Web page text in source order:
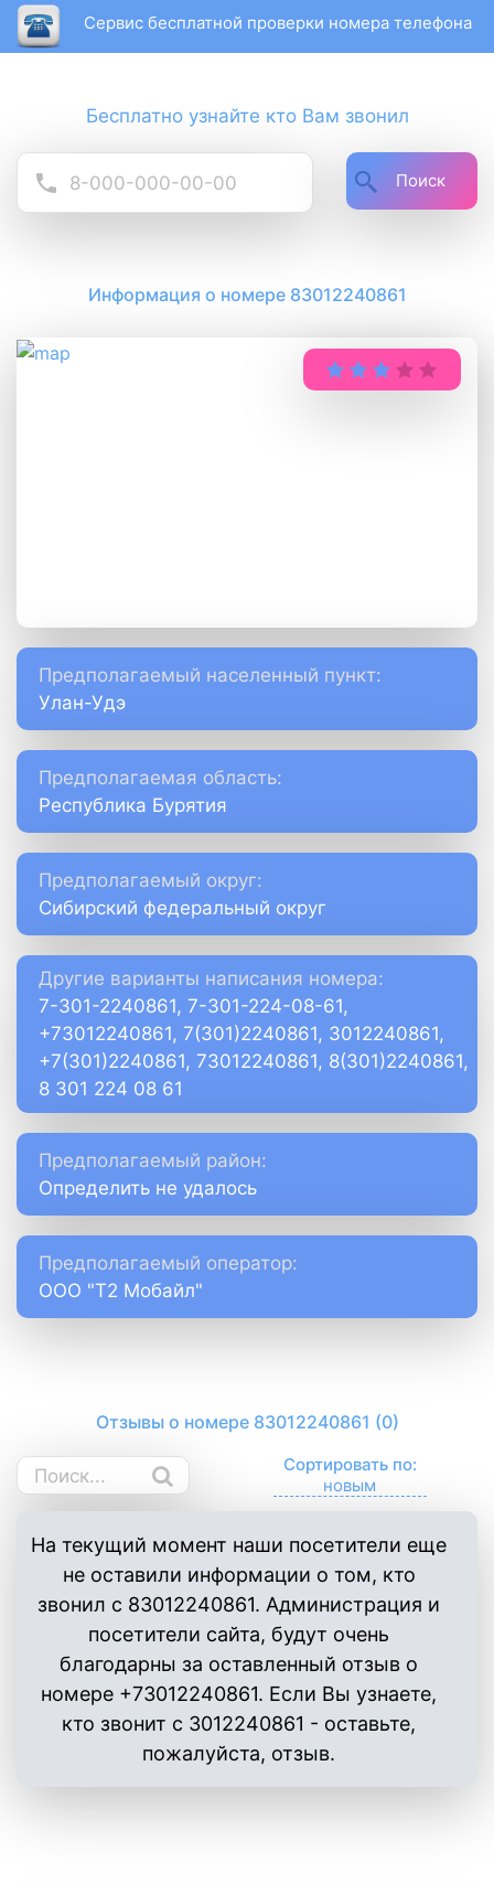
Сервис бесплатной проверки номера телефона
Бесплатно узнайте кто Вам звонил
Поиск
Информация о номере 83012240861
Предполагаемый населенный пункт:
Улан-Удэ
Предполагаемая область:
Республика Бурятия
Предполагаемый округ:
Сибирский федеральный округ
Другие варианты написания номера:
7-301-2240861, 7-301-224-08-61,
+73012240861, 7(301)2240861, 3012240861,
+7(301)2240861, 73012240861, 8(301)2240861,
8 301 224 08 61
Предполагаемый район:
Определить не удалось
Предполагаемый оператор:
ООО "Т2 Мобайл"
Отзывы о номере 83012240861 (0)
Сортировать по:
На текущий момент наши посетители еще
не оставили информации о том, кто
звонил с 83012240861. Администрация и
посетители сайта, будут очень
благодарны за оставленный отзыв о
номере +73012240861. Если Вы узнаете,
кто звонит с 3012240861 - оставьте,
пожалуйста, отзыв.